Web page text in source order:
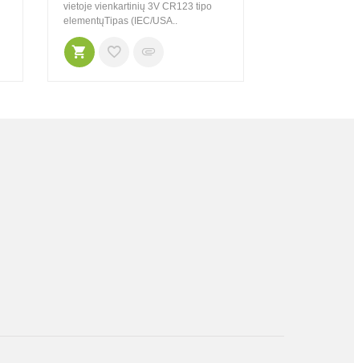
vietoje vienkartinių 3V CR123 tipo
elementųTipas (IEC/USA..